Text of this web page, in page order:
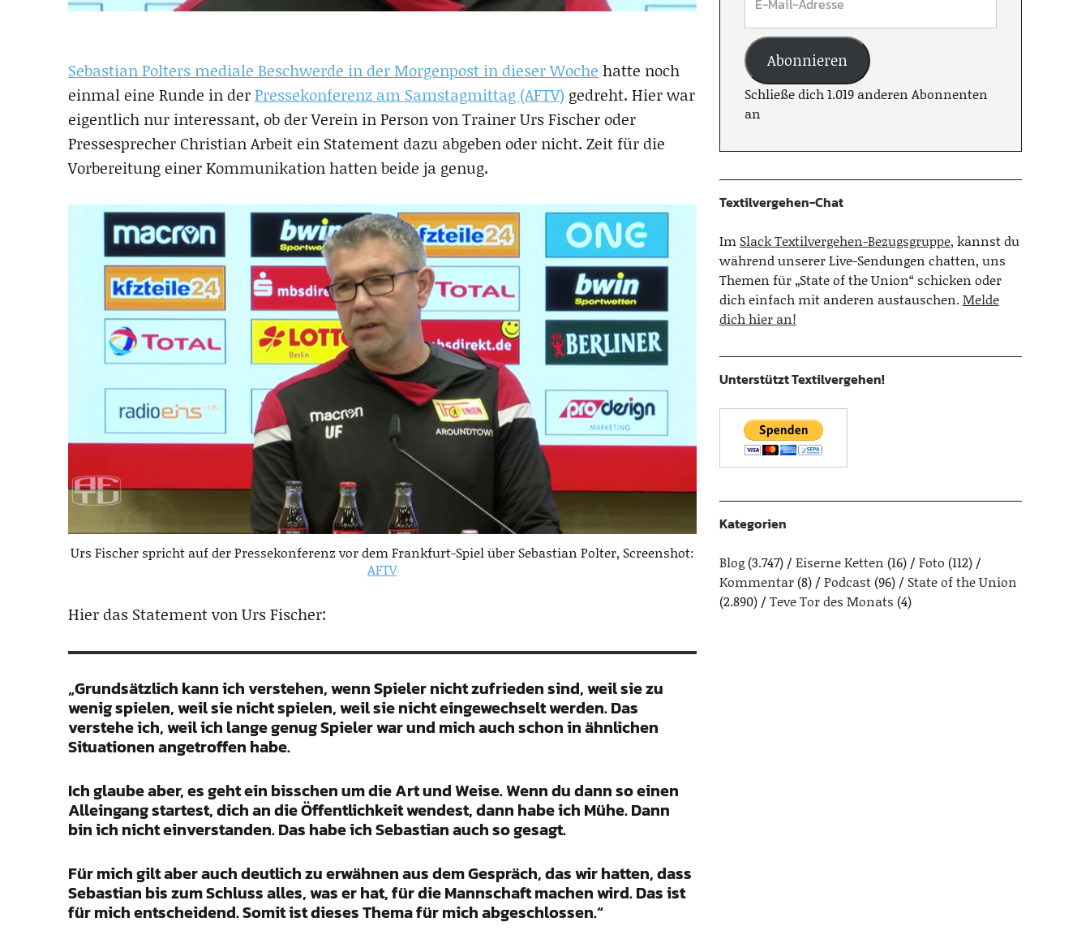
Sebastian Polters mediale Beschwerde in der Morgenpost in dieser Woche hatte noch
einmal eine Runde in derPressekonferenz am Samstagmittag (AFTV) gedreht. Hier war
eigentlich nur interessant, ob der Verein in Person von Trainer Urs Fischer oder
Pressesprecher Christian Arbeit ein Statement dazu abgeben oder nicht. Zeit für die
Vorbereitung einer Kommunikation hatten beide ja genug.
Urs Fischer spricht auf der Pressekonferenz vor dem Frankfurt-Spiel über Sebastian Polter, Screenshot:
AFTV
Hier das Statement von Urs Fischer:
„Grundsätzlich kann ich verstehen, wenn Spieler nicht zufrieden sind, weil sie zu
wenig spielen, weil sie nicht spielen, weil sie nicht eingewechselt werden. Das
verstehe ich, weil ich lange genug Spieler war und mich auch schon in ähnlichen
Situationen angetroffen habe.
Ich glaube aber, es geht ein bisschen um die Art und Weise. Wenn du dann so einen
Alleingang startest, dich an die Öffentlichkeit wendest, dann habe ich Mühe. Dann
bin ich nicht einverstanden. Das habe ich Sebastian auch so gesagt.
Für mich gilt aber auch deutlich zu erwähnen aus dem Gespräch, das wir hatten, dass
Sebastian bis zum Schluss alles, was er hat, für die Mannschaft machen wird. Das ist
für mich entscheidend. Somit ist dieses Thema für mich abgeschlossen.“
Abonnieren
Schließe dich 1.019 anderen Abonnenten
an
Textilvergehen-Chat
Im Slack Textilvergehen-Bezugsgruppe, kannst du
während unserer Live-Sendungen chatten, uns
Themen für „State of the Union“ schicken oder
dich einfach mit anderen austauschen.Melde
dich hier an!
Unterstützt Textilvergehen!
Kategorien
Blog(3.747) Eiserne Ketten (16) Foto (112)
Kommentar(8) Podcast(96)
State of the Union
(2.890)
Teve Tor des Monats (4)